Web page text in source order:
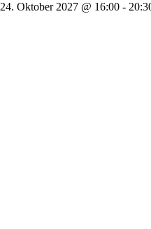
24. Oktober 2027 @ 16:00 -